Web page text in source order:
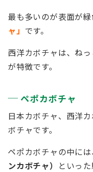
最も多いのが表面が
ャ」 です。
西洋カボチャは、ね
が特徴です。
ペポカボチャ
日本カボチャ、西洋
ボチャです。
ペポカボチャの中には
ンカボチャ）
といっ